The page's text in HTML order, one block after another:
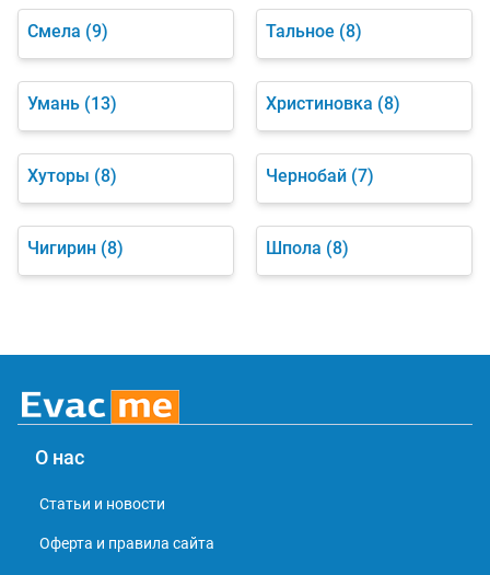
Смела (9) Тальное (8)
Умань (13) Христиновка (8)
Хуторы (8) Чернобай (7)
Чигирин (8) Шпола (8)
О нас
Статьи и новости
Оферта и правила сайта